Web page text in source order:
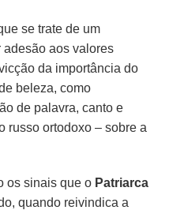
se trate de um
adesão aos valores
da importância do
beleza, como
de palavra, canto e
russo ortodoxo – sobre a
os sinais que o Patriarca
quando reivindica a